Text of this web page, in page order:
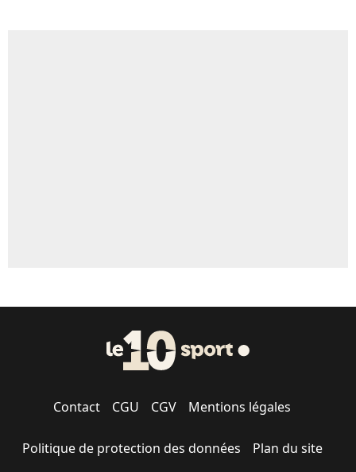
Contact CGU CGV Mentions légales
Politique de protection des données Plan du site